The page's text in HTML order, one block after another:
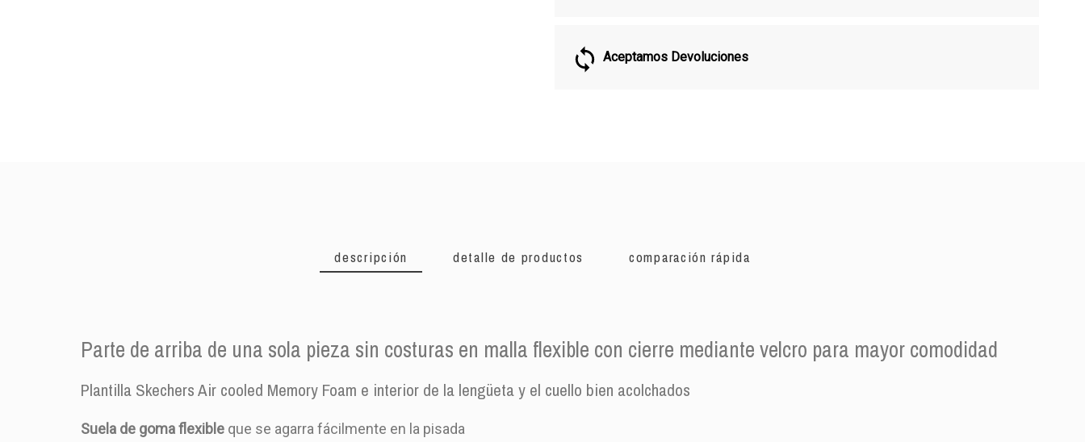
Aceptamos Devoluciones
descripción detalle de productos comparación rápida
Parte de arriba de una sola pieza sin costuras en malla flexible con cierre mediante velcro para mayor comodidad
Plantilla Skechers Air cooled Memory Foam e interior de la lengüeta y el cuello bien acolchados
Suela de goma flexible que se agarra fácilmente en la pisada
PRODUCTO